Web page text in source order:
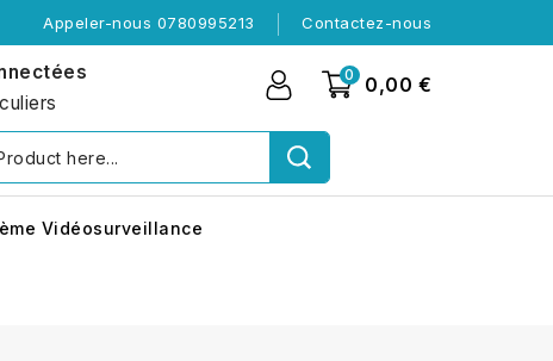
Appeler-nous 0780995213 Contactez-nous
0 0,00 €
Vidéosurveillance